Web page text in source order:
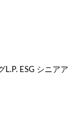
L.P. ESG シニアア